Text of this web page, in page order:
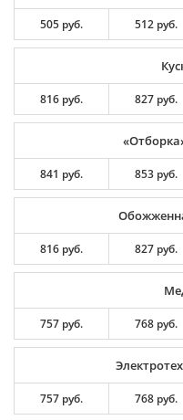
505 руб. 512 руб.
816 руб. 827 руб.
841 руб. 853 руб.
816 руб. 827 руб.
757 руб. 768 руб.
757 руб. 768 руб.